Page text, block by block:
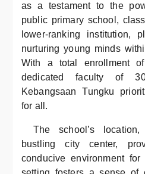
as a testament to the
public primary school,
lower-ranking institution,
nurturing young minds
With a total enrollment
dedicated faculty of
Kebangsaan Tungku
for all.
The school’s
bustling city center,
conducive environment